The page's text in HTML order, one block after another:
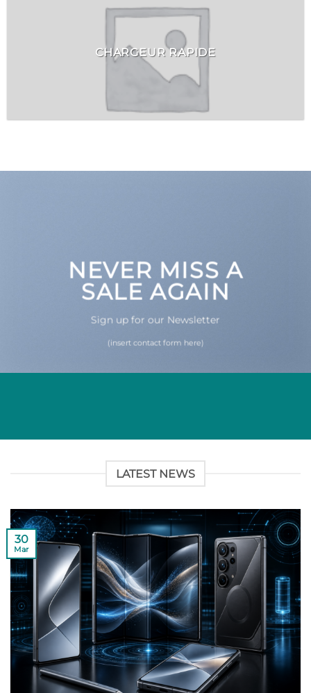
CHARGEUR RAPIDE
NEVER MISS A
SALE AGAIN
Sign up for our Newsletter
(insert contact form here)
LATEST NEWS
30
Mar